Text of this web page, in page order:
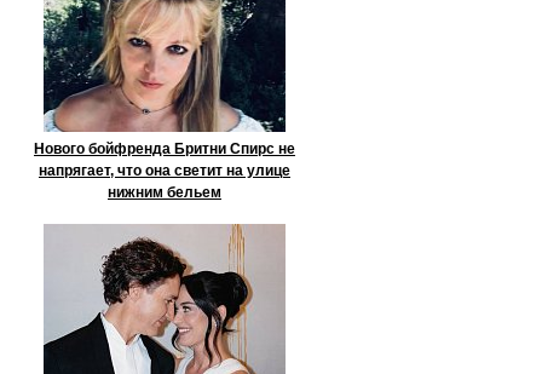
Нового бойфренда Бритни Спирс не
напрягает, что она светит на улице
нижним бельем